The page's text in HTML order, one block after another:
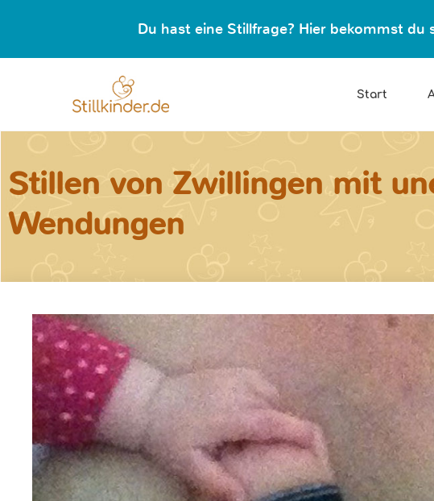
Du hast eine Stillfrage? Hier bekommst
Start
Stillen von Zwillingen mit
Wendungen